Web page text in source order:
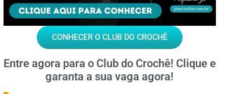
CONHECER O CLUB DO CROCHÊ
Entre agora para o Club do Crochê! Clique e
garanta a sua vaga agora!